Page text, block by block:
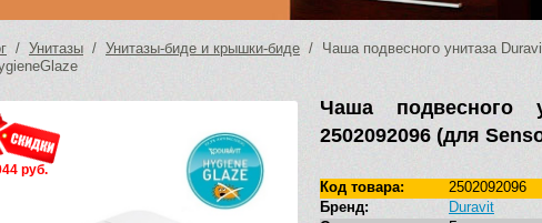
/ Унитазы / Унитазы-биде и крышки-биде / Чаша подвесного унитаза
руб.
Чаша подвесного
2502092096 (для
Код товара:
2502092096
Бренд:
Duravit